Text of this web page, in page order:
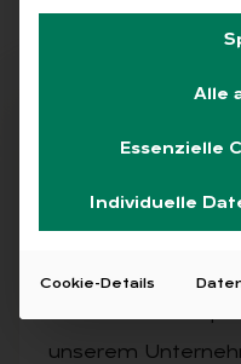
Alle Free
AUSGABE 3/2026
unserem
Alle
Essenzielle
Individuelle
Cookie-Details